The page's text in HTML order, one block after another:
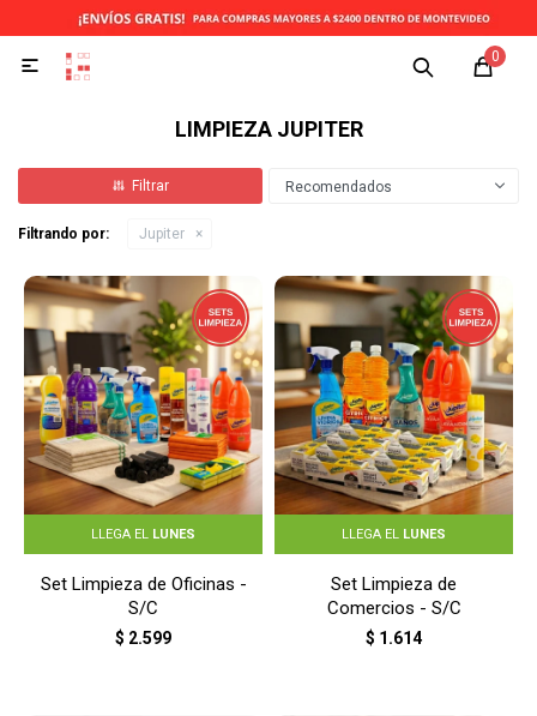
0

LIMPIEZA JUPITER
Recomendados
Filtrando por: Jupiter
LLEGA EL LUNES
Set Limpieza de Oficinas -
S/C
$ 2.599
LLEGA EL LUNES
Set Limpieza de
Comercios - S/C
$ 1.614